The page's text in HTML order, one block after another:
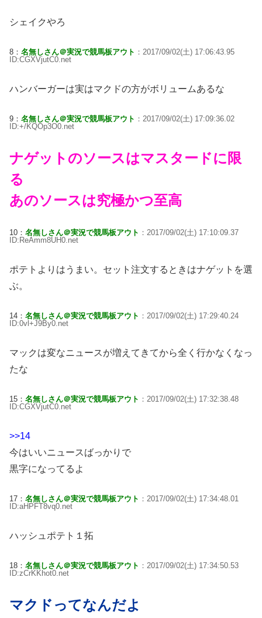
シェイクやろ
8： 名無しさん＠実況で競馬板アウト ：2017/09/02(土) 17:06:43.95
ID:CGXVjutC0.net
ハンバーガーは実はマクドの方がボリュームあるな
9： 名無しさん＠実況で競馬板アウト ：2017/09/02(土) 17:09:36.02
ID:+/KQOp3O0.net
ナゲットのソースはマスタードに限
る
あのソースは究極かつ至高
10： 名無しさん＠実況で競馬板アウト ：2017/09/02(土) 17:10:09.37
ID:ReAmm8UH0.net
ポテトよりはうまい。セット注文するときはナゲットを選
ぶ。
14： 名無しさん＠実況で競馬板アウト ：2017/09/02(土) 17:29:40.24
ID:0vl+J9By0.net
マックは変なニュースが増えてきてから全く行かなくなっ
たな
15： 名無しさん＠実況で競馬板アウト ：2017/09/02(土) 17:32:38.48
ID:CGXVjutC0.net
>>14
今はいいニュースばっかりで
黒字になってるよ
17： 名無しさん＠実況で競馬板アウト ：2017/09/02(土) 17:34:48.01
ID:aHPFT8vq0.net
ハッシュポテト１拓
18： 名無しさん＠実況で競馬板アウト ：2017/09/02(土) 17:34:50.53
ID:zCrKKhot0.net
マクドってなんだよ